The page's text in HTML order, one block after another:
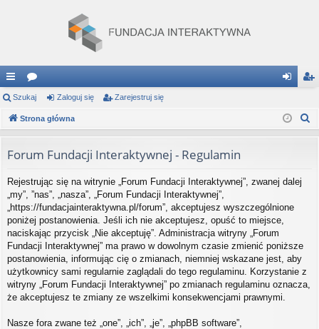
ię
ce
…
or
a og
ę
ej
Szukaj Zaloguj się Zarejestruj się
Strona główna
Forum Fundacji Interaktywnej - Regulamin
Rejestrując się na witrynie „Forum Fundacji Interaktywnej”, zwanej dalej
„my”, ”nas”, „nasza”, „Forum Fundacji Interaktywnej”,
„https://fundacjainteraktywna.pl/forum”, akceptujesz wyszczególnione
poniżej postanowienia. Jeśli ich nie akceptujesz, opuść to miejsce,
naciskając przycisk „Nie akceptuję”. Administracja witryny „Forum
Fundacji Interaktywnej” ma prawo w dowolnym czasie zmienić poniższe
postanowienia, informując cię o zmianach, niemniej wskazane jest, aby
użytkownicy sami regularnie zaglądali do tego regulaminu. Korzystanie z
witryny „Forum Fundacji Interaktywnej” po zmianach regulaminu oznacza,
że akceptujesz te zmiany ze wszelkimi konsekwencjami prawnymi.
Nasze fora zwane też „one”, „ich”, „je”, „phpBB software”,